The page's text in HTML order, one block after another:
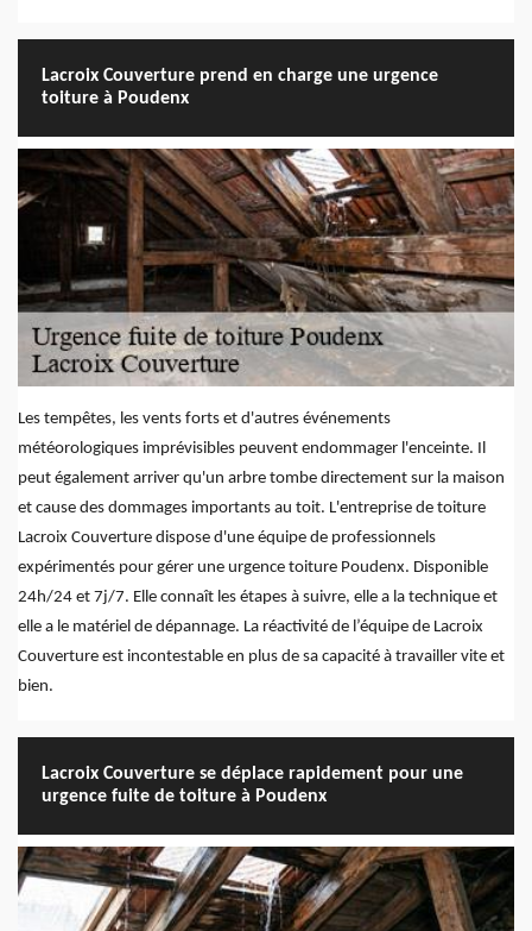
Lacroix Couverture prend en charge une urgence
toiture à Poudenx
Les tempêtes, les vents forts et d'autres événements
météorologiques imprévisibles peuvent endommager l'enceinte. Il
peut également arriver qu'un arbre tombe directement sur la maison
et cause des dommages importants au toit. L'entreprise de toiture
Lacroix Couverture dispose d'une équipe de professionnels
expérimentés pour gérer une urgence toiture Poudenx. Disponible
24h/24 et 7j/7. Elle connaît les étapes à suivre, elle a la technique et
elle a le matériel de dépannage. La réactivité de l’équipe de Lacroix
Couverture est incontestable en plus de sa capacité à travailler vite et
bien.
Lacroix Couverture se déplace rapidement pour une
urgence fuite de toiture à Poudenx